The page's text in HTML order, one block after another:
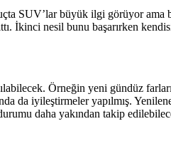
SUV’lar büyük ilgi görüyor
İkinci nesil bunu başarırken
Örneğin yeni gündüz
da iyileştirmeler yapılmış.
daha yakından takip